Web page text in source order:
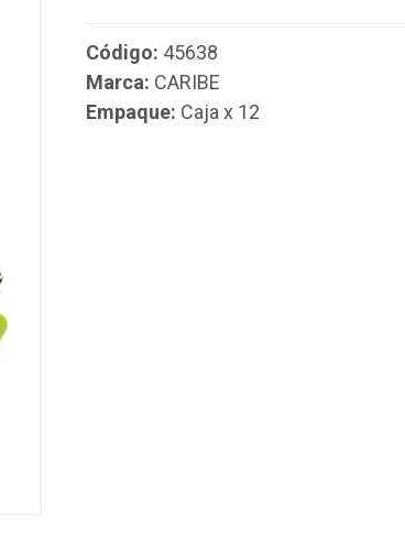
Código: 45638
Marca: CARIBE
Empaque: Caja x 12